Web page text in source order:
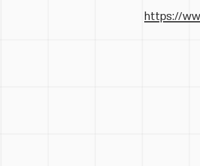
https://